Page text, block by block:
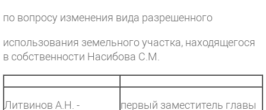
по вопросу изменения вида разрешенного
использования земельного участка, находящегося
в собственности Насибова С.М.
Литвинов А.Н. -
первый заместитель главы